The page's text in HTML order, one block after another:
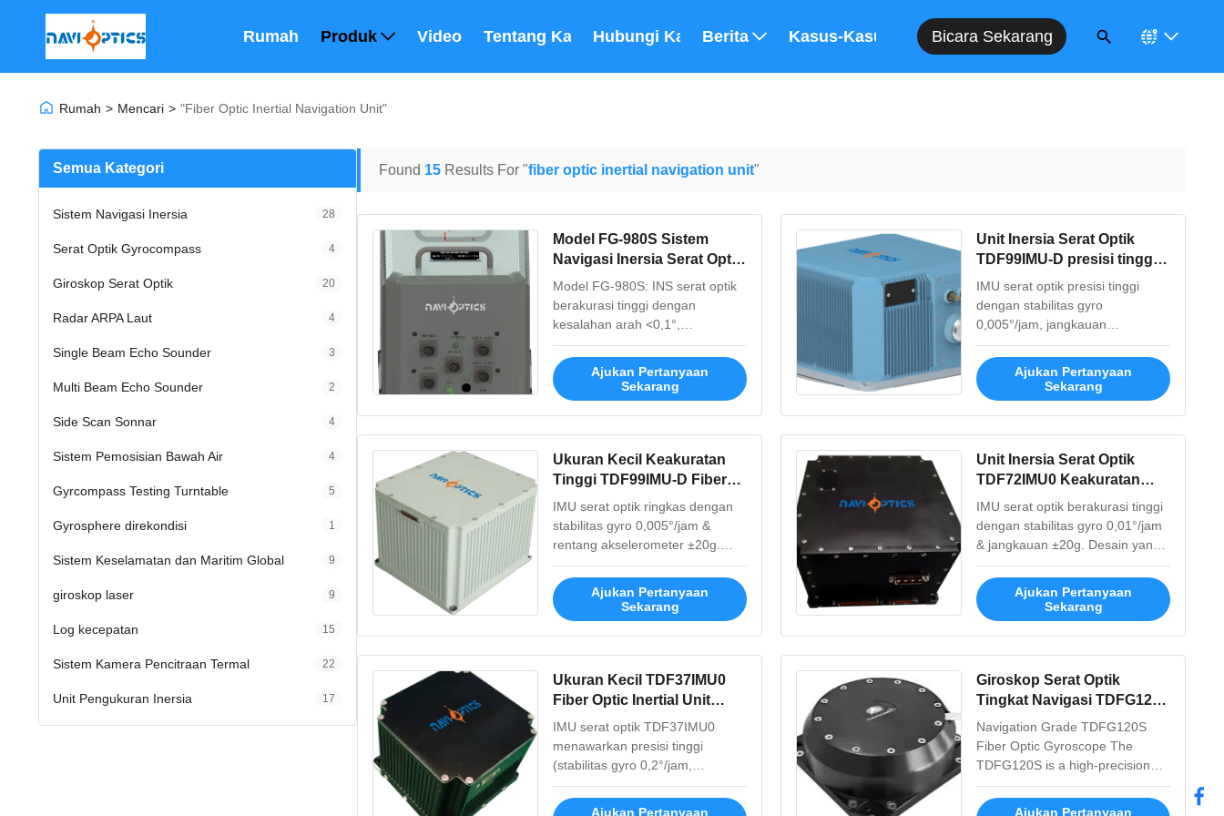
Rumah Produk Video Tentang Kami Hubungi KamiBerita Kasus-Kasus Bicara Sekarang
Rumah > Mencari > "fiber Optic Inertial Navigation Unit"
Semua Kategori
Sistem Navigasi Inersia 28
Serat Optik Gyrocompass 4
Giroskop Serat Optik 20
Radar ARPA Laut 4
Single Beam Echo Sounder 3
Multi Beam Echo Sounder 2
Side Scan Sonnar 4
Sistem Pemosisian Bawah Air 4
Gyrcompass Testing Turntable 5
Gyrosphere direkondisi 1
Sistem Keselamatan dan Maritim Global 9
giroskop laser 9
Log kecepatan 15
Sistem Kamera Pencitraan Termal 22
Unit Pengukuran Inersia 17
Found 15 Results For "fiber optic inertial navigation unit"
Model FG-980S Sistem
Navigasi Inersia Serat Optik
Presisi Tinggi dengan
Waktu Perataan Cepat dan
Ukuran Kecil
Model FG-980S: INS serat optik
berakurasi tinggi dengan
kesalahan arah <0,1°,
penyelarasan cepat 1,5 menit,
MTBF 55.000 jam. Desain
ringkas dan berdaya rendah
dengan GNSS tertanam untuk
UAV dan penerbangan. Kasar
bersertifikat (kejutan 15g, MIL-
STD-1553B).
Ajukan Pertanyaan
Sekarang
Unit Inersia Serat Optik
TDF99IMU-D presisi tinggi
dengan ketahanan kejut
dan getaran yang tinggi dan
ukuran kecil
IMU serat optik presisi tinggi
dengan stabilitas gyro
0,005°/jam, jangkauan
akselerometer ±20g, dan
ketahanan terhadap
guncangan/getaran yang luar
biasa. Bersertifikasi untuk aplikasi
militer termasuk UAV, rudal, dan
torpedo. Desain ringkas dengan
pengurangan getaran 8 titik dan
jangkauan operasional yang
Ajukan Pertanyaan
Sekarang
Ukuran Kecil Keakuratan
Tinggi TDF99IMU-D Fiber
Optic Inertial Unit dengan
Fungsi Pengukuran
Dinamis
IMU serat optik ringkas dengan
stabilitas gyro 0,005°/jam &
rentang akselerometer ±20g.
Ideal untuk platform tak berawak,
rudal & sistem udara. Beroperasi
pada -40℃ hingga 60℃ dengan
konsumsi daya rendah.
Ajukan Pertanyaan
Sekarang
Unit Inersia Serat Optik
TDF72IMU0 Keakuratan
Tinggi untuk Pengukuran
Gerak Dinamis Penuh
dengan Ukuran Kecil
IMU serat optik berakurasi tinggi
dengan stabilitas gyro 0,01°/jam
& jangkauan ±20g. Desain yang
ringkas dan kokoh untuk
lingkungan yang keras dalam
aplikasi pertahanan, ruang
angkasa, dan kelautan. Daya
rendah, kinerja bersertifikat.
Ajukan Pertanyaan
Sekarang
Ukuran Kecil TDF37IMU0
Fiber Optic Inertial Unit
dengan konsumsi daya
rendah dan akurasi tinggi
untuk pengukuran dinamis
IMU serat optik TDF37IMU0
menawarkan presisi tinggi
(stabilitas gyro 0,2°/jam,
akselerometer 0,3mg) dalam
ukuran ringkas (≤0,5kg). Daya
Ajukan Pertanyaan
Giroskop Serat Optik
Tingkat Navigasi TDFG120S
dengan Keakuratan Tinggi,
Dimensi Kompak 120mm ×
120mm × 38mm, dan Desain
Navigation Grade TDFG120S
Fiber Optic Gyroscope The
TDFG120S is a high-precision
fiber optic gyroscope utilizing
advanced all-digital closed-loop
Ajukan Pertanyaan